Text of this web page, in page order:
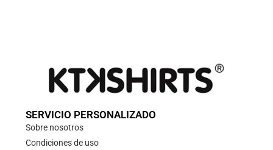
SERVICIO PERSONALIZADO
Sobre nosotros
Condiciones de uso